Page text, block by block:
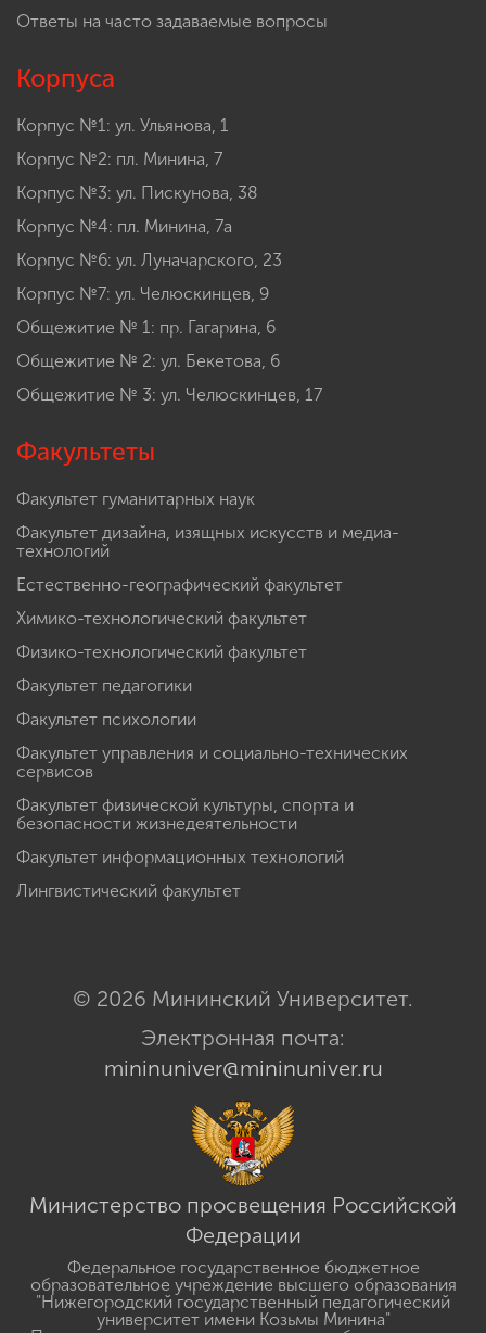
Ответы на часто задаваемые вопросы
Корпуса
Корпус №1: ул. Ульянова, 1
Корпус №2: пл. Минина, 7
Корпус №3: ул. Пискунова, 38
Корпус №4: пл. Минина, 7а
Корпус №6: ул. Луначарского, 23
Корпус №7: ул. Челюскинцев, 9
Общежитие № 1: пр. Гагарина, 6
Общежитие № 2: ул. Бекетова, 6
Общежитие № 3: ул. Челюскинцев, 17
Факультеты
Факультет гуманитарных наук
Факультет дизайна, изящных искусств и медиа-
технологий
Естественно-географический факультет
Химико-технологический факультет
Физико-технологический факультет
Факультет педагогики
Факультет психологии
Факультет управления и социально-технических
сервисов
Факультет физической культуры, спорта и
безопасности жизнедеятельности
Факультет информационных технологий
Лингвистический факультет
© 2026 Мининский Университет.
Электронная почта:
mininuniver@mininuniver.ru
Министерство просвещения Российской
Федерации
Федеральное государственное бюджетное
образовательное учреждение высшего образования
"Нижегородский государственный педагогический
университет имени Козьмы Минина"